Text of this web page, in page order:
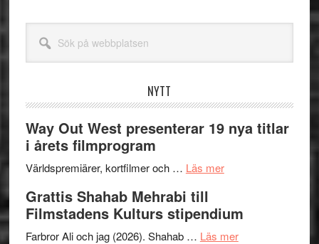
webbplatsen
NYTT
Way Out West presenterar 19 nya titlar
i årets filmprogram
Världspremiärer, kortfilmer och … Läs merom
West
presenterar
Grattis Shahab Mehrabi till
Filmstadens Kulturs stipendium
Farbror Ali och jag (2026). Shahab … Läs merom